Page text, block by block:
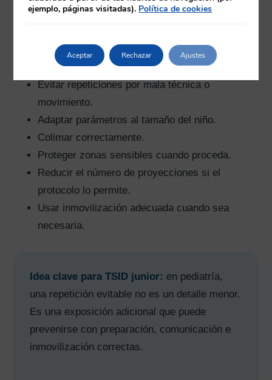
en decisiones prácticas:
Confirmar que la exploración corresponde a la
solicitud.
Evitar repeticiones por mala técnica o
movimiento.
Adaptar parámetros al tamaño del niño.
Colimar correctamente.
Proteger zonas sensibles cuando proceda.
Reducir el número de proyecciones si el
protocolo lo permite.
Usar inmovilización adecuada cuando sea
necesaria.
Idea clave para TSID junior: en pediatría,
una repetición evitable no es un detalle menor.
Es una exposición adicional que puede
prevenirse con preparación, comunicación e
inmovilización correctas.
ejemplo, páginas visitadas). Política de cookies
Aceptar Rechazar Ajustes